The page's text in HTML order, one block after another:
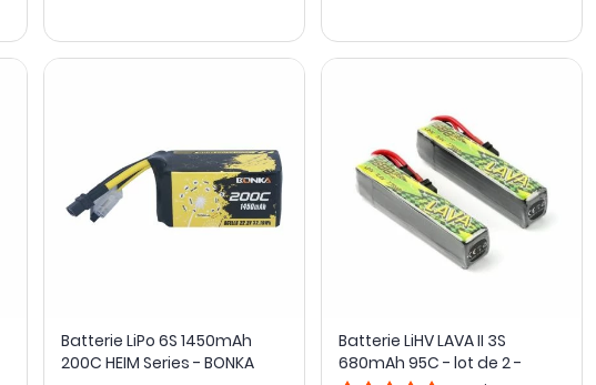
Batterie LiPo 6S 1450mAh
200C HEIM Series - BONKA
Batterie LiHV LAVA II 3S
680mAh 95C - lot de 2 -